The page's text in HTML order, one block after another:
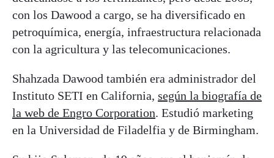
con los Dawood a cargo, se ha diversificado en
petroquímica, energía, infraestructura relacionada
con la agricultura y las telecomunicaciones.
Shahzada Dawood también era administrador del
Instituto SETI en California, según la biografía de
la web de Engro Corporation. Estudió marketing
en la Universidad de Filadelfia y de Birmingham.